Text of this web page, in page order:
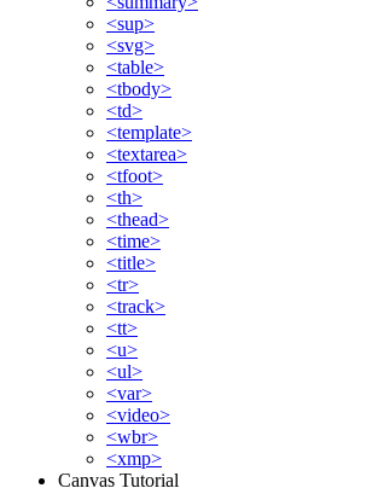
<sup>
<svg>
<table>
<tbody>
<td>
<template>
<textarea>
<tfoot>
<th>
<thead>
<time>
<title>
<tr>
<track>
<tt>
<u>
<ul>
<var>
<video>
<wbr>
<xmp>
Canvas Tutorial